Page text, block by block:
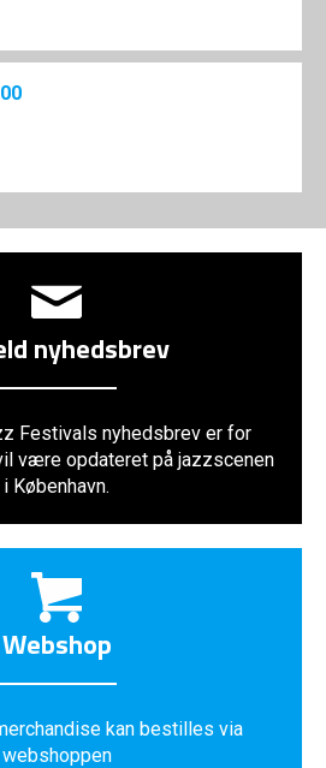
nyhedsbrev
Festivals nyhedsbrev er for
være opdateret på jazzscenen
i København.
Webshop
kan bestilles via
webshoppen